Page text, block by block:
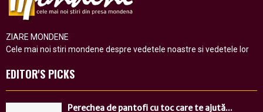
ZIARE MONDENE
Cele mai noi stiri mondene despre vedetele noastre si vedetele lor
EDITOR'S PICKS
Perechea de pantofi cu toc care te ajută...